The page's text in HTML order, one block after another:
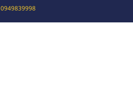
0949839998